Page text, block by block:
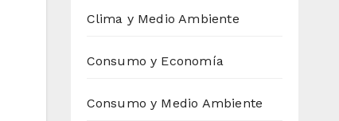
Clima y Medio Ambiente
Consumo y Economía
Consumo y Medio Ambiente